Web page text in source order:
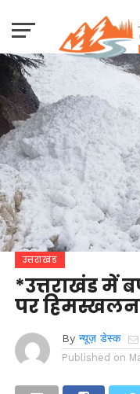
उत्तराखंड
*उत्तराखंड में
पर हिमस्खलन
By न्यूज़ डेस्क
Published on